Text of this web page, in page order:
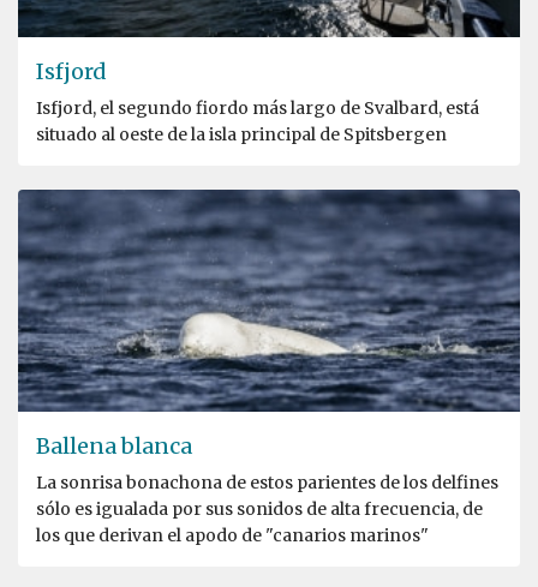
Isfjord
Isfjord, el segundo fiordo más largo de Svalbard, está
situado al oeste de la isla principal de Spitsbergen
Ballena blanca
La sonrisa bonachona de estos parientes de los delfines
sólo es igualada por sus sonidos de alta frecuencia, de
los que derivan el apodo de "canarios marinos"